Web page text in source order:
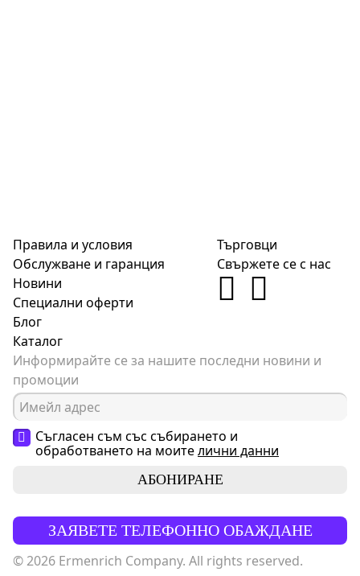
Правила и условия
Обслужване и гаранция
Новини
Специални оферти
Блог
Каталог
Търговци
Свържете се с нас
Информирайте се за нашите последни новини и
промоции
Съгласен съм със събирането и
обработването на моителични данни
АБОНИРАНЕ
ЗАЯВЕТЕ ТЕЛЕФОННО ОБАЖДАНЕ
© 2026 Ermenrich Company. All rights reserved.